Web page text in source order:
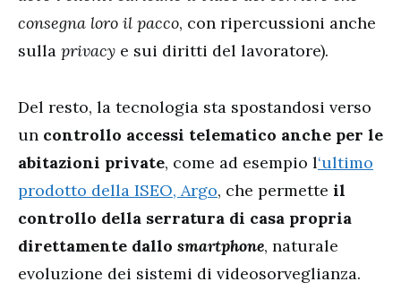
consegna loro il pacco, con ripercussioni anche
sulla privacy e sui diritti del lavoratore).
Del resto, la tecnologia sta spostandosi verso
un controllo accessi telematico anche per le
abitazioni private, come ad esempio l‘ultimo
prodotto della ISEO, Argo, che permette il
controllo della serratura di casa propria
direttamente dallo smartphone, naturale
evoluzione dei sistemi di videosorveglianza.